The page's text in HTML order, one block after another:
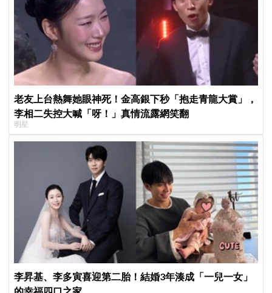
老友上台熱舞她眼神死！金高銀下秒「抱走青龍大賞」，
李相二失控大喊「呀！」真情流露網笑翻
明星
李昇基、李多寅喜迎第二胎！結婚3年湊成「一兒一女」